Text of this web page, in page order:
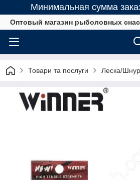
Минимальная сумма
Оптовый магазин рыболовных
Товари та послуги Леска/